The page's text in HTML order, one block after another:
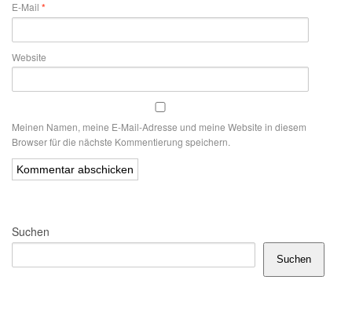
E-Mail *
Website
Meinen Namen, meine E-Mail-Adresse und meine Website in diesem
Browser für die nächste Kommentierung speichern.
Suchen
Suchen